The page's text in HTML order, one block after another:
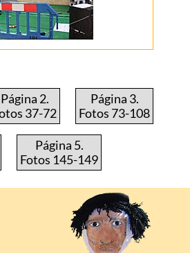
Página 2.
37-72
Página 3.
Fotos 73-108
Página 5.
Fotos 145-149